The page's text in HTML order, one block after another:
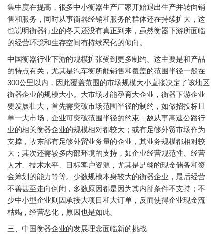
集中度在提高，很多中小衡器生产厂家开始退出生产并转向销
售和服务，同时从事衡器经销和服务的群体还在持续扩大，这
也说明衡器行业的冬天还没有真正到来，虽然衡器下游所面临
的经营环境和生存空间有持续恶化的倾向。
中国衡器行业下游的规模扩张受到更多制约。这主要是和产品
的特点有关，尤其是汽车衡所能销售和覆盖的范围半径一般在
300公里以内，因此覆盖范围的市场规模大小直接决定了该地区
衡器企业的规模大小。大市场才能孕育大企业，衡器下游企业
要发展壮大，首先需突破市场范围半径的制约，如做招投标且
单一大市场，企业可突破范围半径的约束，故从事高速公路行
业的相关衡器企业的规模相对都较大；或有足够外贸市场作为
支撑，故东部有足够外贸业务量的企业，其业务规模都相对较
大；其次还需较多内部环境的支持，如企业经营规范性、经营
人才、技术水平、目标客户资源，尤其是足够的现金储备和资
金筹划的能力等等。少数规模本身较大的衡器企业，最后经营
不善甚至走向倒闭，多数原因都是因为其内部条件不支持；不
少中小型企业则因承接大项目和大订单，反而使得企业现金流
枯竭，经营恶化，原因也是如此。
三、中国衡器企业的发展理念面临新的挑战